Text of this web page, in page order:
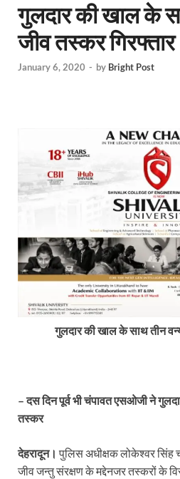
गुलदार की खाल के
जीव तस्कर गिरफ्तार
January 6, 2020 - by Bright Post
गुलदार की खाल के साथ तीन
– दस दिन पूर्व भी चंपावत एसओजी ने
तस्कर
देहरादून। पुलिस अधीक्षक लोकेश्वर सिंह
जीव जन्तु संरक्षण के मद्देनजर तस्करों के